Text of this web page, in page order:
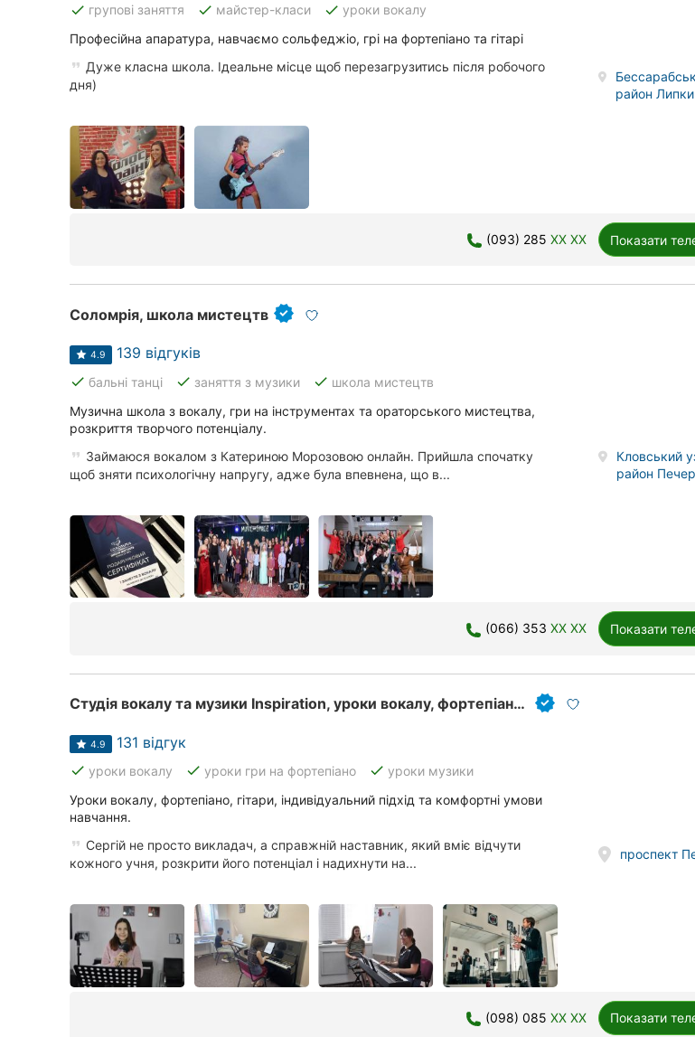
Всі міста:
Вінниця
Житомир
Тернопіль
Кропивницький
Харків
Кривий Ріг
Миколаїв
Черкаси
Чернівці
Івано-Франківськ
Луцьк
Ужгород
done групові заняття done майстер-класи done уроки вокалу
Професійна апаратура, навчаємо сольфеджіо, грі на фортепіано та гітарі
Дуже класна школа. Ідеальне місце щоб перезагрузитись після робочого
дня)
район Липки
(093) 285 XX XX Показати
Соломрія, школа мистецтв
4.9 139 відгуків
done бальні танці done заняття з музики done школа мистецтв
Музична школа з вокалу, гри на інструментах та ораторського мистецтва,
розкриття творчого потенціалу.
Займаюся вокалом з Катериною Морозовою онлайн. Прийшла спочатку
щоб зняти психологічну напругу, адже була впевнена, що в...
Кловський
район
(066) 353 XX XX Показати
Студія вокалу та музики Inspiration, уроки вокалу, фортепіано, гітари у Києві, музична школа
4.9 131 відгук
done уроки вокалу done уроки гри на фортепіано done уроки музики
Уроки вокалу, фортепіано, гітари, індивідуальний підхід та комфортні умови
навчання.
Сергій не просто викладач, а справжній наставник, який вміє відчути
кожного учня, розкрити його потенціал і надихнути на...
проспект
(098) 085 XX XX Показати